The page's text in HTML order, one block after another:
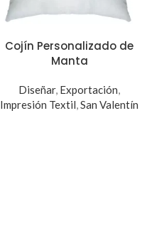
Cojín Personalizado de
Manta
Diseñar, Exportación,
Impresión Textil,San Valentín